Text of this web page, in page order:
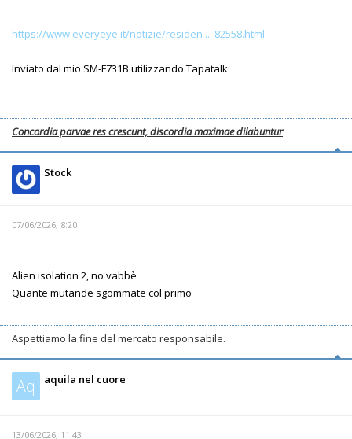
https://www.everyeye.it/notizie/residen ... 82558.html
Inviato dal mio SM-F731B utilizzando Tapatalk
Concordia parvae res crescunt, discordia maximae dilabuntur
Stock
07/06/2026, 8:20
Alien isolation 2, no vabbè
Quante mutande sgommate col primo
Aspettiamo la fine del mercato responsabile.
Aq aquila nel cuore
13/06/2026, 11:43